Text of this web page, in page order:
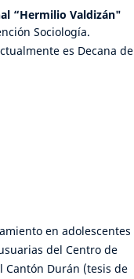
“Hermilio Valdizán"
Sociología.
es Decana de
en adolescentes
del Centro de
Cantón Durán (tesis de